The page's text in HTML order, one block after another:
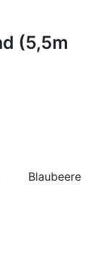
(5,5m
Blaubeere